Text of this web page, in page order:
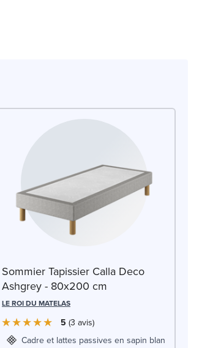
Sommier Tapissier Calla Deco
Ashgrey - 80x200 cm
LE ROI DU MATELAS
5 3 avis
Cadre et lattes passives en sapin blanc